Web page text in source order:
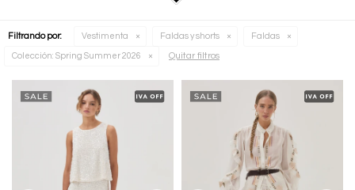
Filtrando por: Vestimenta Faldas y shorts Faldas
Colección: Spring Summer 2026 Quitar filtros